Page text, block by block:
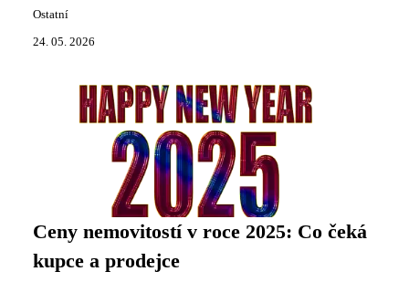
Ostatní
24. 05. 2026
Ceny nemovitostí v roce 2025: Co čeká
kupce a prodejce